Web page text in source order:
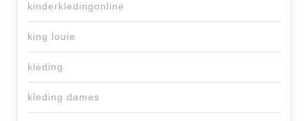
kinderkledingonline
king louie
kleding
kleding dames